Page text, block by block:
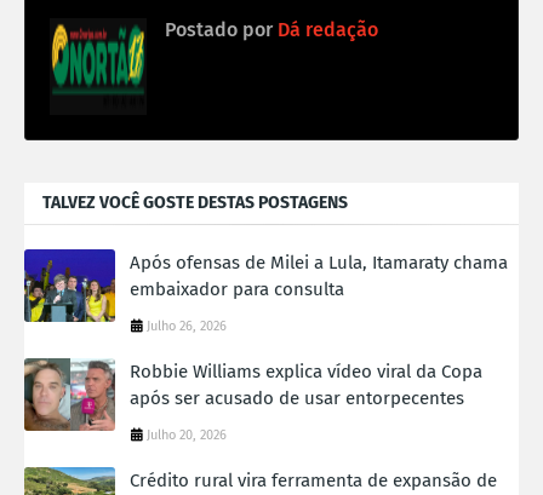
Postado por Dá redação
TALVEZ VOCÊ GOSTE DESTAS POSTAGENS
Após ofensas de Milei a Lula, Itamaraty chama
embaixador para consulta
Julho 26, 2026
Robbie Williams explica vídeo viral da Copa
após ser acusado de usar entorpecentes
Julho 20, 2026
Crédito rural vira ferramenta de expansão de